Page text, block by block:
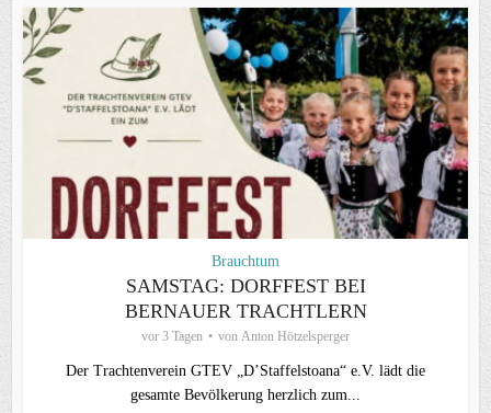
Brauchtum
SAMSTAG: DORFFEST BEI
BERNAUER TRACHTLERN
vor 3 Tagen von Anton Hötzelsperger
Der Trachtenverein GTEV „D’Staffelstoana“ e.V. lädt die
gesamte Bevölkerung herzlich zum...